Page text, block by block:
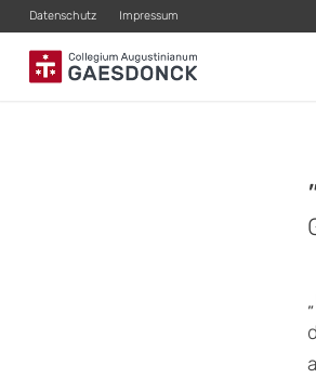
Datenschutz Impressum